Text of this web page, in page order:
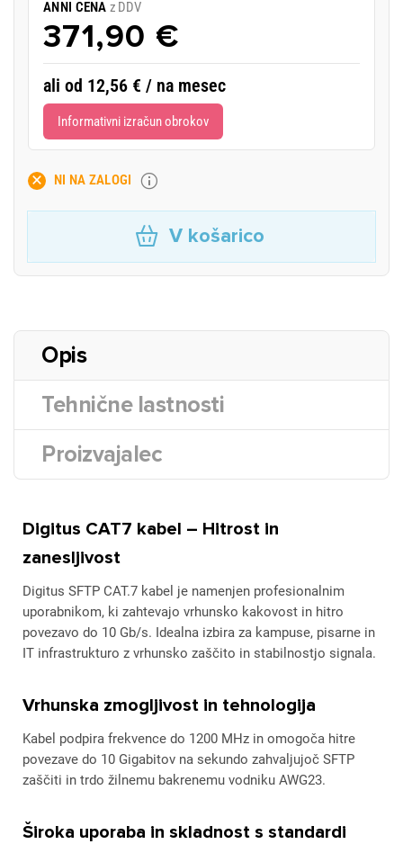
ANNI CENA z DDV
371,90 €
ali od 12,56 € / na mesec
Informativni izračun obrokov
NI NA ZALOGI
V košarico
Opis
Tehnične lastnosti
Proizvajalec
Digitus CAT7 kabel – Hitrost in
zanesljivost
Digitus SFTP CAT.7 kabel je namenjen profesionalnim
uporabnikom, ki zahtevajo vrhunsko kakovost in hitro
povezavo do 10 Gb/s. Idealna izbira za kampuse, pisarne in
IT infrastrukturo z vrhunsko zaščito in stabilnostjo signala.
Vrhunska zmogljivost in tehnologija
Kabel podpira frekvence do 1200 MHz in omogoča hitre
povezave do 10 Gigabitov na sekundo zahvaljujoč SFTP
zaščiti in trdo žilnemu bakrenemu vodniku AWG23.
Široka uporaba in skladnost s standardi